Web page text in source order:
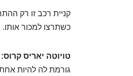
קניית רכב זו רק
כשתרצו למכור אותו.
טויוטה יאריס קרוס:
גורמת לה להיות אחת